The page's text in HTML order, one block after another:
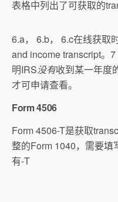
表格中列出了可获取的
6.a， 6.b， 6.c在线获取
and income transcript。
明IRS没有收到某一年度
才可申请查看。
Form 4506
Form 4506-T是获取
整的Form 1040，需要填
有-T